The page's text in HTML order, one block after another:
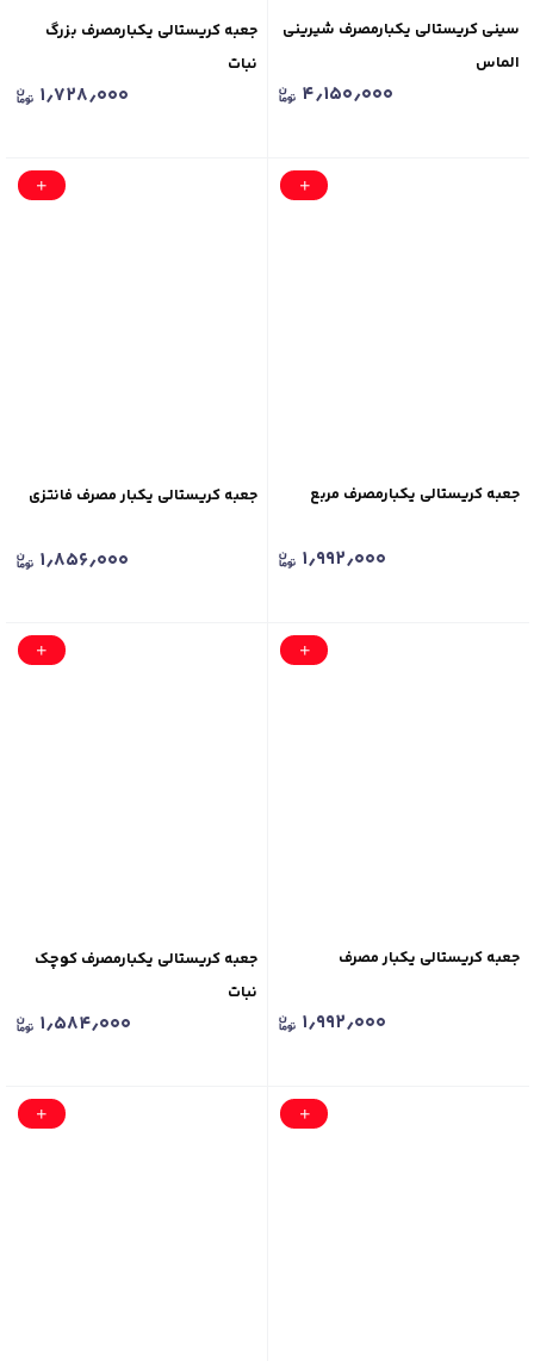
سینی کریستالی یکبارمصرف شیرینی
الماس
۴٫۱۵۰٫۰۰۰
جعبه کریستالی یکبارمصرف بزرگ
نبات
۱٫۷۲۸٫۰۰۰
جعبه کریستالی یکبارمصرف مربع
۱٫۹۹۲٫۰۰۰
جعبه کریستالی یکبار مصرف فانتزی
۱٫۸۵۶٫۰۰۰
جعبه کریستالی یکبار مصرف
۱٫۹۹۲٫۰۰۰
جعبه کریستالی یکبارمصرف کوچک
نبات
۱٫۵۸۴٫۰۰۰